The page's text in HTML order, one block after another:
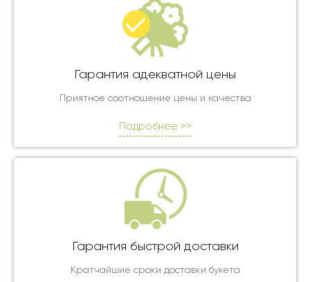
Гарантия адекватной цены
Приятное соотношение цены и качества
Подробнее >>
Гарантия быстрой доставки
Кратчайшие сроки доставки букета